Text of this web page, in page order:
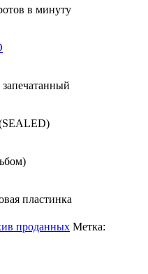
в минуту
пластинка
проданных Метка: